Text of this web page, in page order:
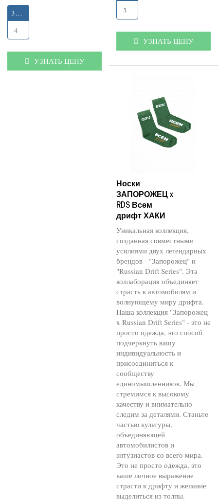
35-40
4
УЗНАТЬ ЦЕНУ
3
УЗНАТЬ ЦЕНУ
Носки
ЗАПОРОЖЕЦ x
RDS Всем
дрифт ХАКИ
Уникальная коллекция,
созданная совместными
усилиями двух легендарных
брендов - "Запорожец" и
"Russian Drift Series". Эта
коллаборация объединяет
страсть к автомобилям и
волнующему миру дрифта.
Наша коллекция "Запорожец
x Russian Drift Series" - это не
просто одежда, это способ
подчеркнуть вашу
индивидуальность и
присоединиться к
сообществу
единомышленников. Мы
стремимся к высокому
качеству и внимательно
следим за деталями. Станьте
частью культуры,
объединяющей
автомобилистов и
энтузиастов со всего мира.
Это не просто одежда, это
ваше личное выражение
страсти к дрифту и желание
выделиться из толпы.